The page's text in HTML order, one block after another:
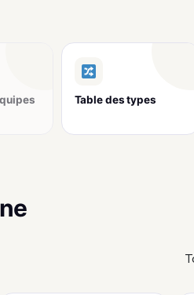
Table des types